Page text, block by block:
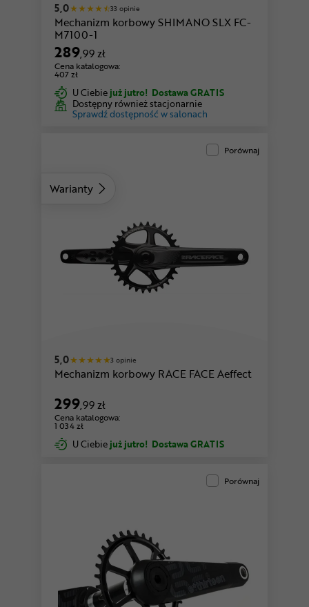
5,0 33 opinie
Mechanizm korbowy SHIMANO SLX FC-
M7100-1
289,99 zł
Cena katalogowa:
407 zł
U Ciebie już jutro! Dostawa GRATIS
Dostępny również stacjonarnie
Sprawdź dostępność w salonach
Warianty
Porównaj
5,0 3 opinie
Mechanizm korbowy RACE FACE Aeffect
299,99 zł
Cena katalogowa:
1 034 zł
U Ciebie już jutro! Dostawa GRATIS
Porównaj